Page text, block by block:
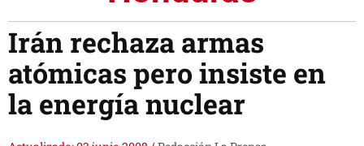
Irán rechaza armas
atómicas pero insiste en
la energía nuclear